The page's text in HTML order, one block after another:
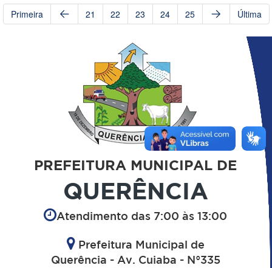
Primeira 21 22 23 24 25 Última
PREFEITURA MUNICIPAL DE
QUERÊNCIA
Atendimento das 7:00 às 13:00
Prefeitura Municipal de
Querência - Av. Cuiaba - N°335